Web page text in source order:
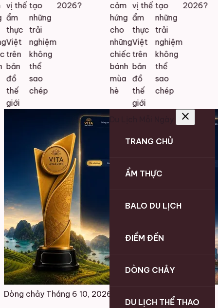
vị thế
ẩm
thực
Việt
trên
bản
đồ
thế
giới
tạo
những
trải
nghiệm
không
thể
sao
chép
2026?
cảm
hứng
cho
những
chiếc
bánh
mùa
hè
vị thế
ẩm
thực
Việt
trên
bản
đồ
thế
giới
tạo
những
trải
nghiệm
không
thể
sao
chép
2026?
close
TRANG CHỦ
ẨM THỰC
BALO DU LỊCH
ĐIỂM ĐẾN
DÒNG CHẢY
DU LỊCH THỂ THAO
Dòng chảy Tháng 6 10, 2026